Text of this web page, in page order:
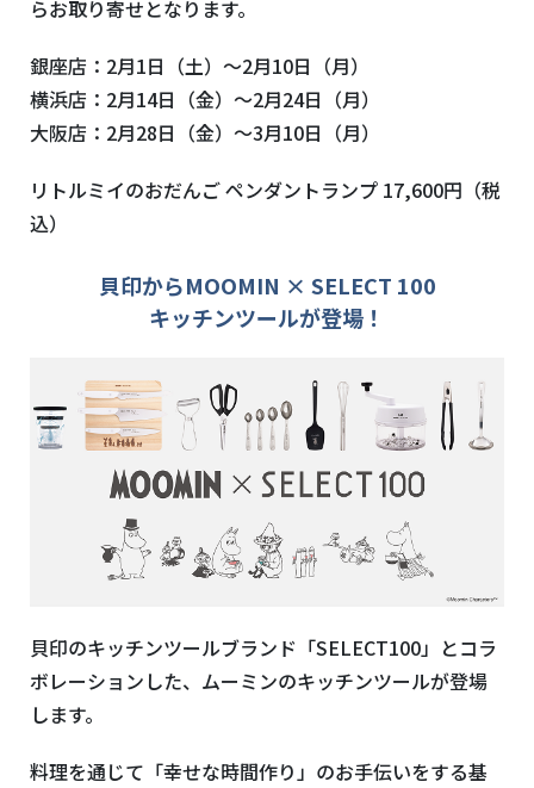
らお取り寄せとなります。
銀座店： 2月1日 （土）～2月10日 （月）
横浜店： 2月14日 （金）～2月24日 （月）
大阪店： 2月28日 （金）～3月10日 （月）
リトルミイのおだんご ペンダントランプ 17,600円（税
込）
貝印からMOOMIN × SELECT 100
キッチンツールが登場！
貝印のキッチンツールブランド「SELECT100」とコラ
ボレーションした、ムーミンのキッチンツールが登場
します。
料理を通じて「幸せな時間作り」のお手伝いをする基